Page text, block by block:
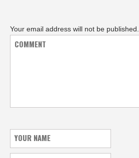
Your email address will not be published.